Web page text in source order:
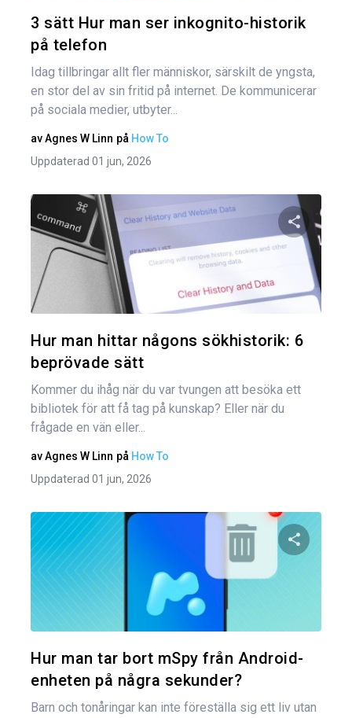
3 sätt Hur man ser inkognito-historik
på telefon
Idag tillbringar allt fler människor, särskilt de yngsta,
en stor del av sin fritid på internet. De kommunicerar
på sociala medier, utbyter...
avAgnes W Linn på How To
Uppdaterad 01 jun, 2026
Dela
Hur man hittar någons sökhistorik: 6
beprövade sätt
Kommer du ihåg när du var tvungen att besöka ett
bibliotek för att få tag på kunskap? Eller när du
frågade en vän eller...
avAgnes W Linn på How To
Uppdaterad 01 jun, 2026
Hur man tar bort mSpy från Android-
enheten på några sekunder?
Barn och tonåringar kan inte föreställa sig ett liv utan